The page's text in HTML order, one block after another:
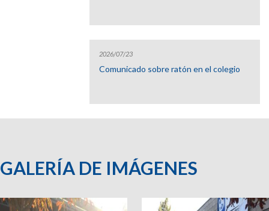
2026/07/23
Comunicado sobre ratón en el colegio
GALERÍA DE IMÁGENES